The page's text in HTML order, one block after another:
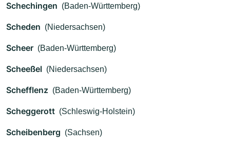
Schechingen (Baden-Württemberg)
Scheden (Niedersachsen)
Scheer (Baden-Württemberg)
Scheeßel (Niedersachsen)
Schefflenz (Baden-Württemberg)
Scheggerott (Schleswig-Holstein)
Scheibenberg (Sachsen)